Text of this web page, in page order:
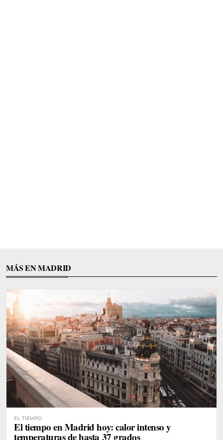
MÁS EN MADRID
EL TIEMPO
El tiempo en Madrid hoy: calor intenso y
temperaturas de hasta 37 grados